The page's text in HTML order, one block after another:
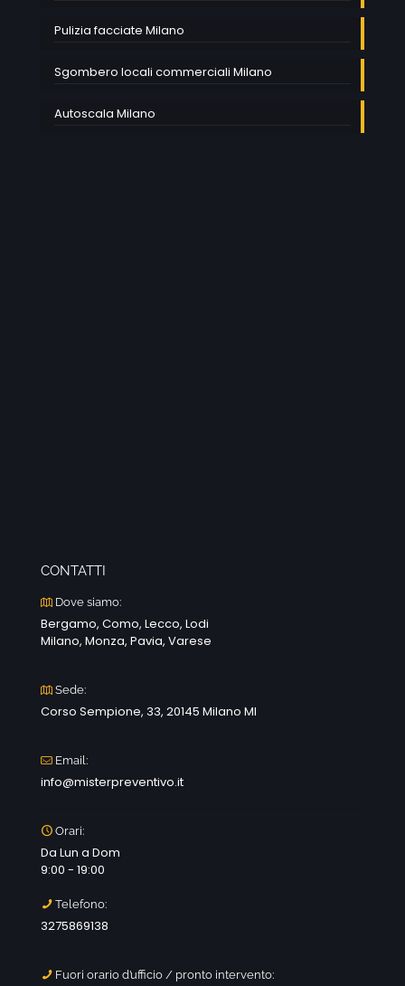
Pulizia facciate Milano
Sgombero locali commerciali Milano
Autoscala Milano
CONTATTI
Dove siamo:
Bergamo, Como, Lecco, Lodi
Milano, Monza, Pavia, Varese
Sede:
Corso Sempione, 33, 20145 Milano MI
Email:
info@misterpreventivo.it
Orari:
Da Lun a Dom
9:00 - 19:00
Telefono:
3275869138
Fuori orario d’ufficio / pronto intervento: